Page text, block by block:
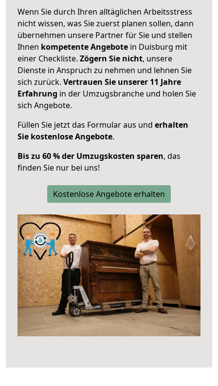
Wenn Sie durch Ihren alltäglichen Arbeitsstress
nicht wissen, was Sie zuerst planen sollen, dann
übernehmen unsere Partner für Sie und stellen
Ihnen kompetente Angebote in Duisburg mit
einer Checkliste. Zögern Sie nicht, unsere
Dienste in Anspruch zu nehmen und lehnen Sie
sich zurück. Vertrauen Sie unserer 11 Jahre
Erfahrung in der Umzugsbranche und holen Sie
sich Angebote.
Füllen Sie jetzt das Formular aus und erhalten
Sie kostenlose Angebote.
Bis zu 60 % der Umzugskosten sparen, das
finden Sie nur bei uns!
Kostenlose Angebote erhalten